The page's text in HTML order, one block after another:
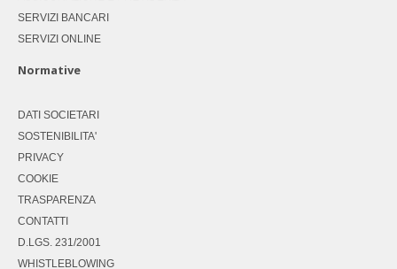
SERVIZI BANCARI
SERVIZI ONLINE
Normative
DATI SOCIETARI
SOSTENIBILITA'
PRIVACY
COOKIE
TRASPARENZA
CONTATTI
D.LGS. 231/2001
WHISTLEBLOWING